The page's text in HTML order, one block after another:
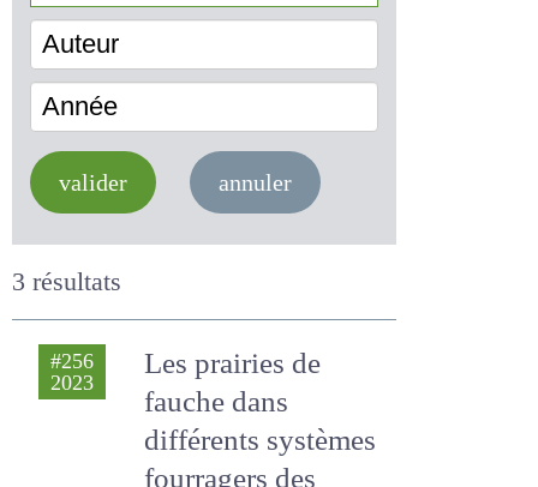
Auteur
valider annuler
3 résultats
#256
Les prairies de
fauche dans
différents